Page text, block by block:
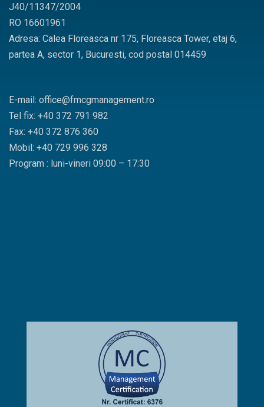
J40/11347/2004
RO 16601961
Adresa: Calea Floreasca nr 175, Floreasca Tower, etaj 6,
partea A, sector 1, Bucuresti, cod postal 014459
E-mail: office@fmcgmanagement.ro
Tel fix: +40 372 791 982
Fax: +40 372 876 360
Mobil: +40 729 996 328
Program : luni-vineri 09:00 – 17:30